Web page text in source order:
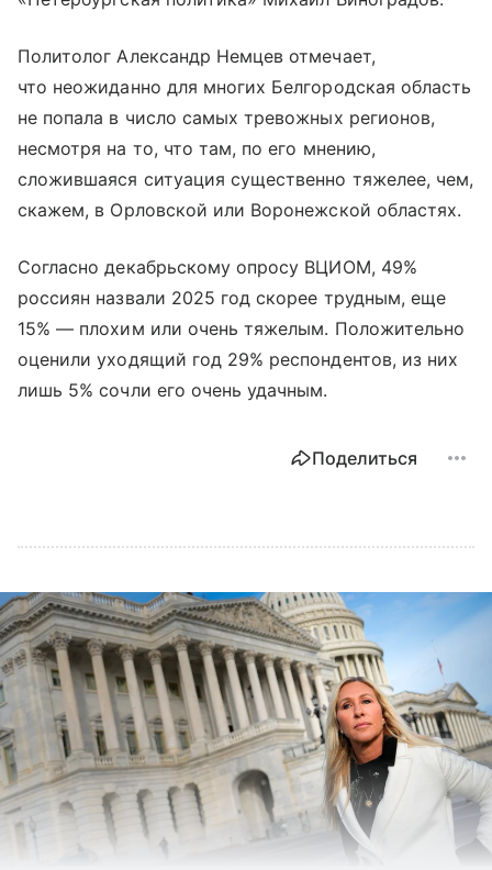
Политолог Александр Немцев отмечает,
что неожиданно для многих Белгородская область
не попала в число самых тревожных регионов,
несмотря на то, что там, по его мнению,
сложившаяся ситуация существенно тяжелее, чем,
скажем, в Орловской или Воронежской областях.
Согласно декабрьскому опросу ВЦИОМ, 49%
россиян назвали 2025 год скорее трудным, еще
15% — плохим или очень тяжелым. Положительно
оценили уходящий год 29% респондентов, из них
лишь 5% сочли его очень удачным.
Поделиться